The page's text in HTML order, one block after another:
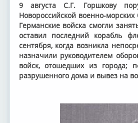
9 августа С.Г. Горшкову
Новороссийской военно-
Германские войска смогли
оставил последний корабль
сентября, когда возникла
назначили руководителем
войск, отошедших из города;
разрушенного дома и вывез на